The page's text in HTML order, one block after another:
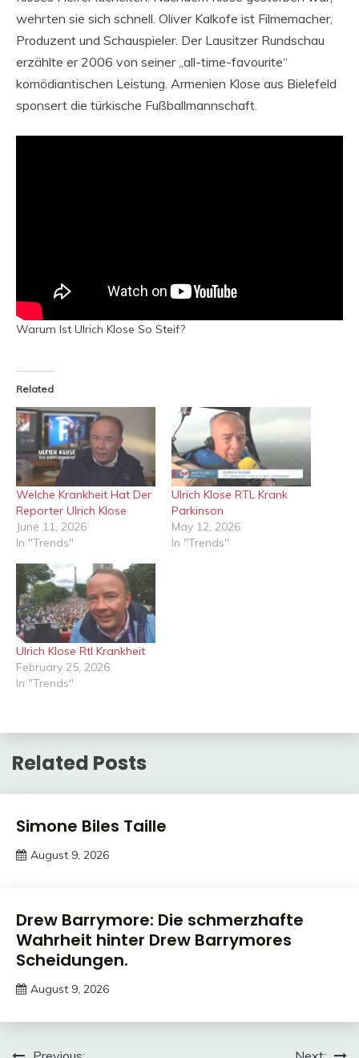
wehrten sie sich schnell. Oliver Kalkofe ist Filmemacher,
Produzent und Schauspieler. Der Lausitzer Rundschau
erzählte er 2006 von seiner „all-time-favourite“
komödiantischen Leistung. Armenien Klose aus Bielefeld
sponsert die türkische Fußballmannschaft.
Warum Ist Ulrich Klose So Steif?
Related
Welche Krankheit Hat Der
Reporter Ulrich Klose
June 11, 2026
In "Trends"
Ulrich Klose RTL Krank
Parkinson
May 12, 2026
In "Trends"
Ulrich Klose Rtl Krankheit
February 25, 2026
In "Trends"
Related Posts
Trends
Simone Biles Taille
August 9, 2026
Trends
Drew Barrymore: Die schmerzhafte
Wahrheit hinter Drew Barrymores
Scheidungen.
August 9, 2026
Meme